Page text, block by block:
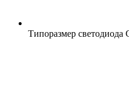
Типоразмер светодиода